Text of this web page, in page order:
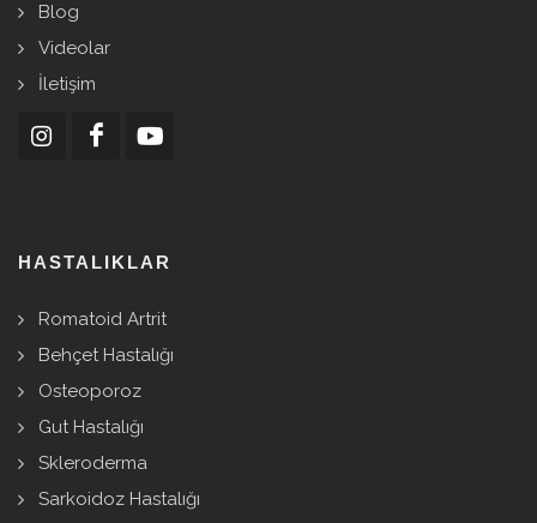
Blog
Videolar
İletişim
HASTALIKLAR
Romatoid Artrit
Behçet Hastalığı
Osteoporoz
Gut Hastalığı
Skleroderma
Sarkoidoz Hastalığı